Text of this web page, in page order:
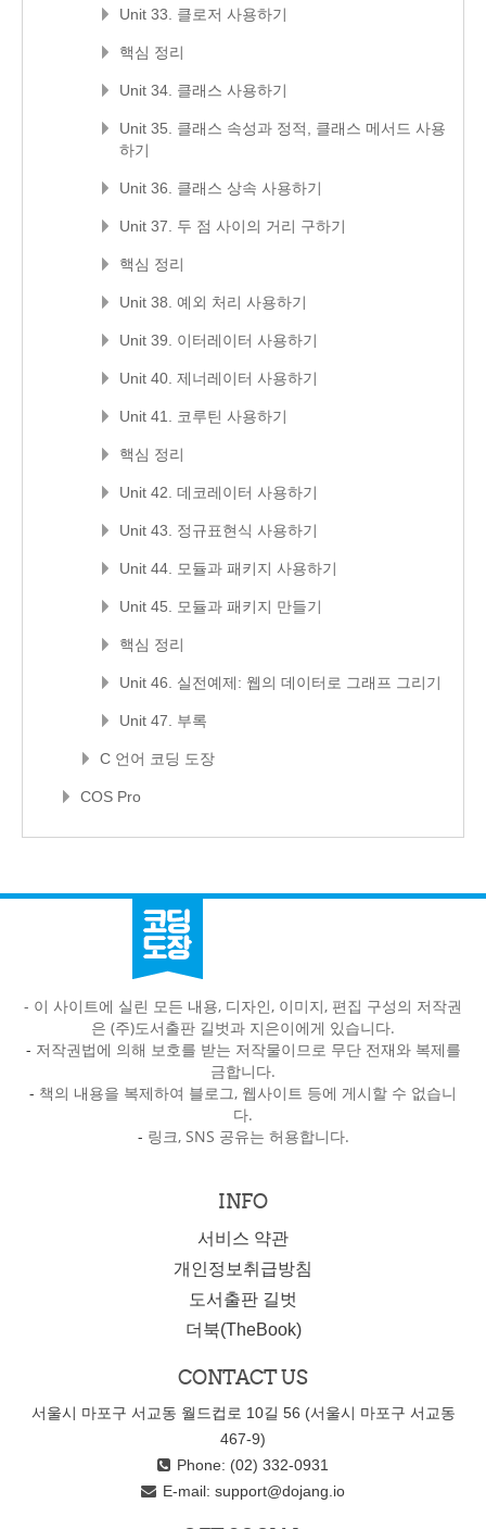
Unit 33. 클로저 사용하기
핵심 정리
Unit 34. 클래스 사용하기
Unit 35. 클래스 속성과 정적, 클래스 메서드 사용
하기
Unit 36. 클래스 상속 사용하기
Unit 37. 두 점 사이의 거리 구하기
핵심 정리
Unit 38. 예외 처리 사용하기
Unit 39. 이터레이터 사용하기
Unit 40. 제너레이터 사용하기
Unit 41. 코루틴 사용하기
핵심 정리
Unit 42. 데코레이터 사용하기
Unit 43. 정규표현식 사용하기
Unit 44. 모듈과 패키지 사용하기
Unit 45. 모듈과 패키지 만들기
핵심 정리
Unit 46. 실전예제: 웹의 데이터로 그래프 그리기
Unit 47. 부록
C 언어 코딩 도장
COS Pro
- 이 사이트에 실린 모든 내용, 디자인, 이미지, 편집 구성의 저작권
은 (주)도서출판 길벗과 지은이에게 있습니다.
- 저작권법에 의해 보호를 받는 저작물이므로 무단 전재와 복제를
금합니다.
- 책의 내용을 복제하여 블로그, 웹사이트 등에 게시할 수 없습니
다.
- 링크, SNS 공유는 허용합니다.
INFO
서비스 약관
개인정보취급방침
도서출판 길벗
더북(TheBook)
CONTACT US
서울시 마포구 서교동 월드컵로 10길 56 (서울시 마포구 서교동
467-9)
Phone: (02) 332-0931
E-mail: support@dojang.io